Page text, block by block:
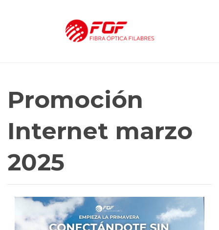
Promoción
Internet marzo
2025